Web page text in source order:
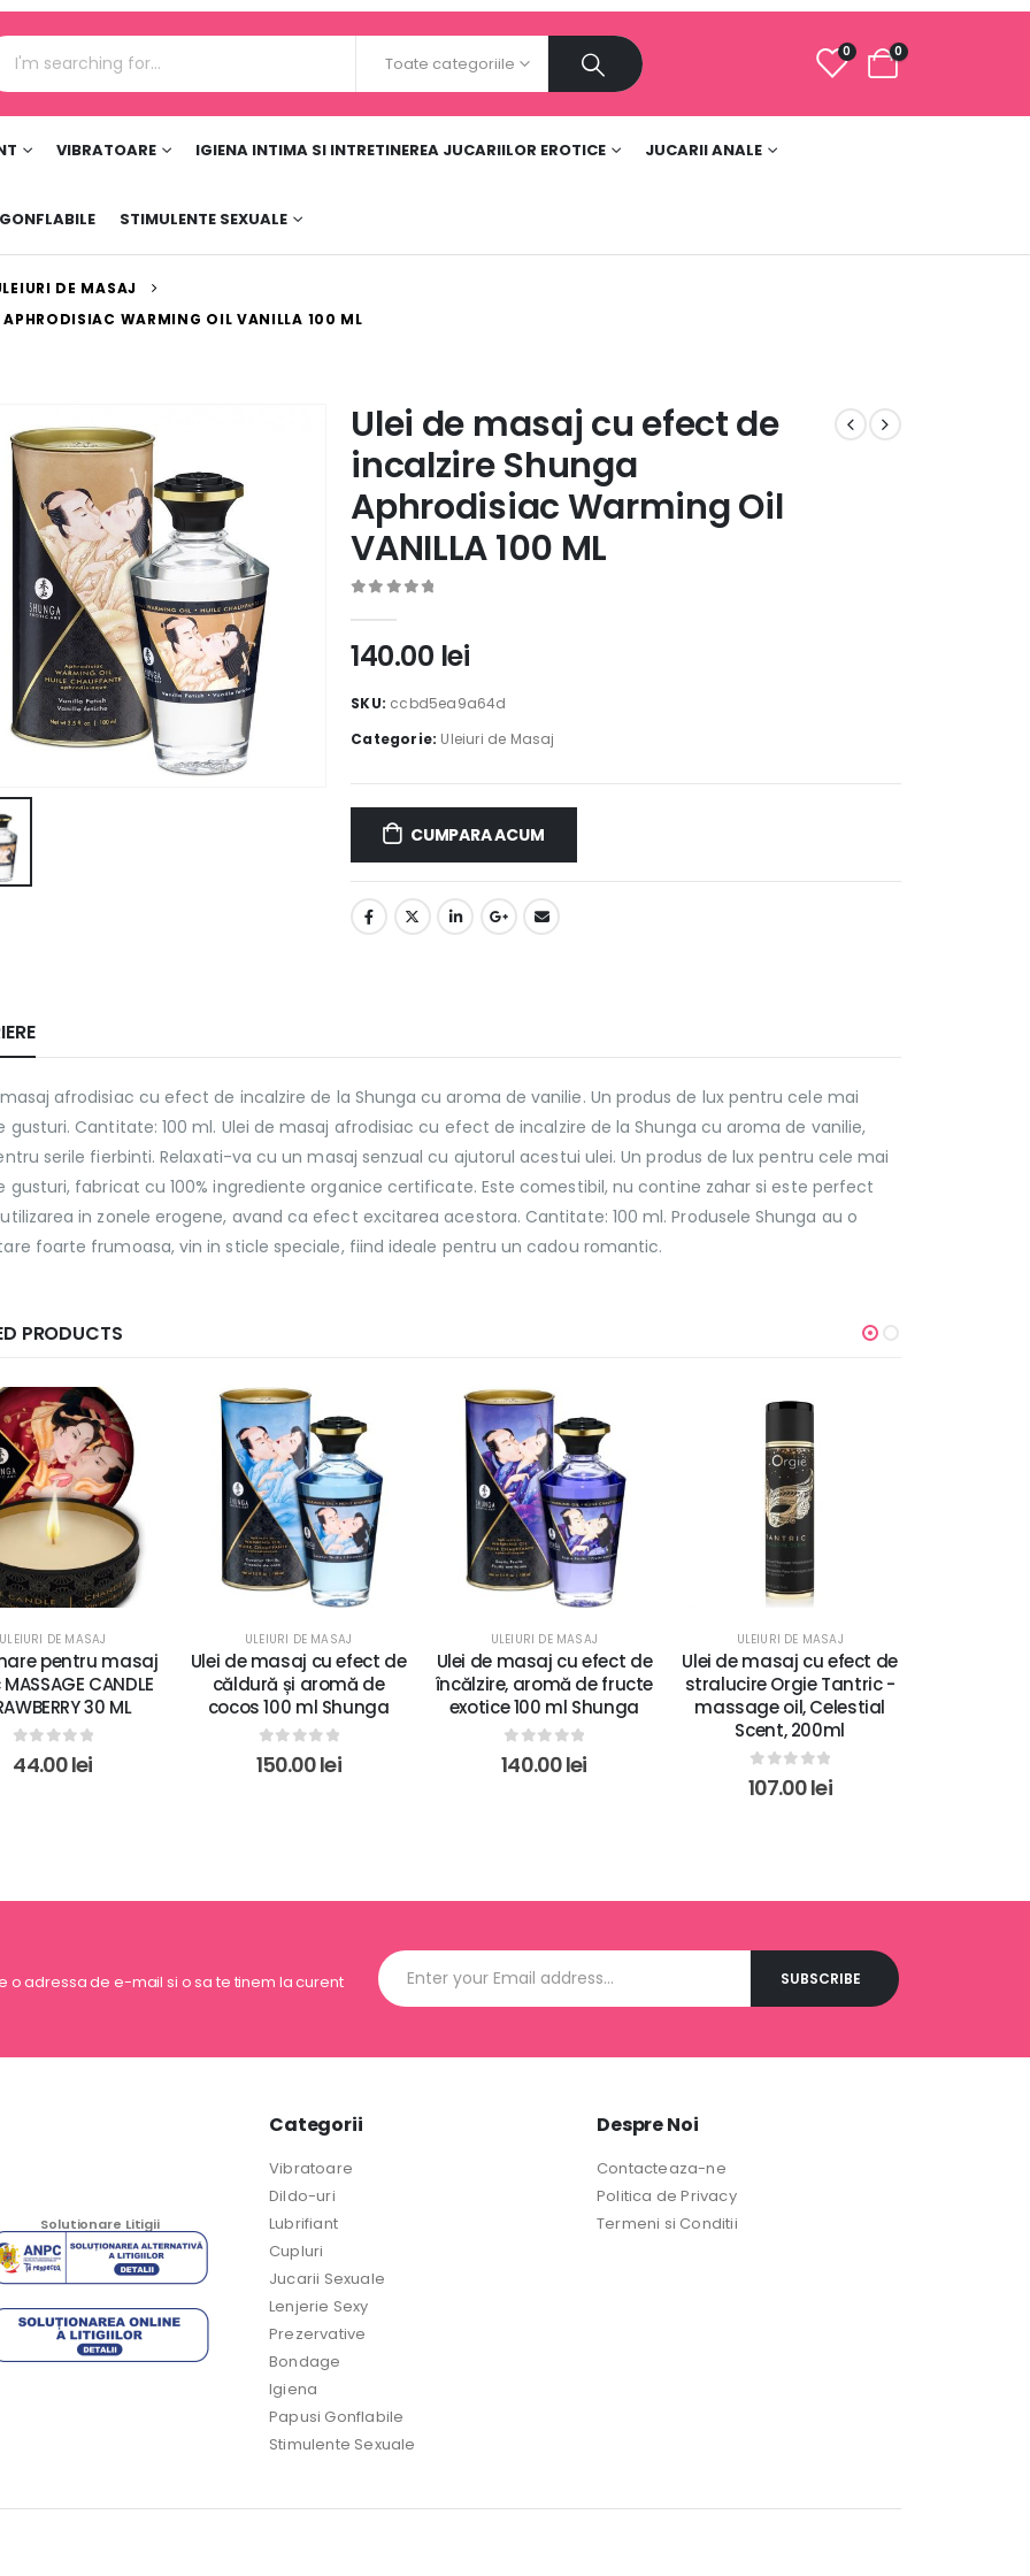
Toate categoriile
0 0
VIBRATOARE IGIENA INTIMA SI INTRETINEREA JUCARIILOR EROTICE JUCARII ANALE
STIMULENTE SEXUALE
DE MASAJ
WARMING OIL VANILLA 100 ML
Ulei de masaj cu efect de
incalzire Shunga
Aphrodisiac Warming Oil
VANILLA 100 ML
140.00 lei
SKU: ccbd5ea9a64d
Categorie: Uleiuri de Masaj
CUMPARA ACUM
afrodisiac cu efect de incalzire de la Shunga cu aroma de vanilie. Un produs de lux pentru cele mai
gusturi. Cantitate: 100 ml. Ulei de masaj afrodisiac cu efect de incalzire de la Shunga cu aroma de vanilie,
serile fierbinti. Relaxati-va cu un masaj senzual cu ajutorul acestui ulei. Un produs de lux pentru cele mai
gusturi, fabricat cu 100% ingrediente organice certificate. Este comestibil, nu contine zahar si este perfect
in zonele erogene, avand ca efect excitarea acestora. Cantitate: 100 ml. Produsele Shunga au o
foarte frumoasa, vin in sticle speciale, fiind ideale pentru un cadou romantic.
PRODUCTS
ULEIURI DE MASAJ
pentru masaj
CANDLE
30 ML
0out of 5
44.00lei
ULEIURI DE MASAJ
Ulei de masaj cu efect de
căldură și aromă de
cocos 100 ml Shunga
0out of 5
150.00lei
ULEIURI DE MASAJ
Ulei de masaj cu efect de
încălzire, aromă de fructe
exotice 100 ml Shunga
0out of 5
140.00lei
ULEIURI DE MASAJ
Ulei de masaj cu efect de
stralucire Orgie Tantric -
massage oil, Celestial
Scent, 200ml
0out of 5
107.00lei
o adressa de e-mail si o sa te tinem la curent
Solutionare Litigii
Categorii
Vibratoare
Dildo-uri
Lubrifiant
Cupluri
Jucarii Sexuale
Lenjerie Sexy
Prezervative
Bondage
Igiena
Papusi Gonflabile
Stimulente Sexuale
Despre Noi
Contacteaza-ne
Politica de Privacy
Termeni si Conditii